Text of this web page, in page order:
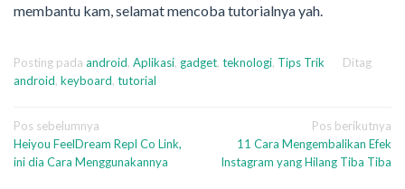
membantu kam, selamat mencoba tutorialnya yah.
Posting pada android, Aplikasi, gadget, teknologi, Tips Trik
Ditag
android, keyboard, tutorial
Navigasi
pos
Pos sebelumnya
Heiyou FeelDream Repl Co Link,
ini dia Cara Menggunakannya
Pos berikutnya
11 Cara Mengembalikan Efek
Instagram yang Hilang Tiba Tiba